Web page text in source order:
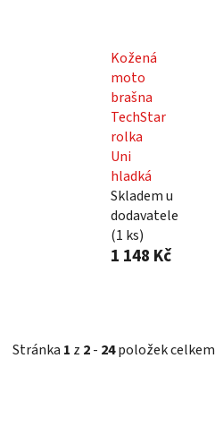
Kožená
moto
brašna
TechStar
rolka
Uni
hladká
Skladem u
dodavatele
(1 ks)
1 148 Kč
Stránka 1 z 2- 24položek celkem